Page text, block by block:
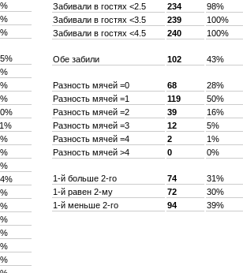
Забивали в гостях <2.5
234
98%
Забивали в гостях <3.5
239
100%
Забивали в гостях <4.5
240 100%
Обе забили 102 43%
Разность мячей =0 68
28%
Разность мячей =1
119
50%
Разность мячей =2
39
16%
Разность мячей =3
12
5%
Разность мячей =4
2
1%
Разность мячей >4
0 0%
1-й больше 2-го 74
31%
1-й равен 2-му
72
30%
1-й меньше 2-го
94 39%